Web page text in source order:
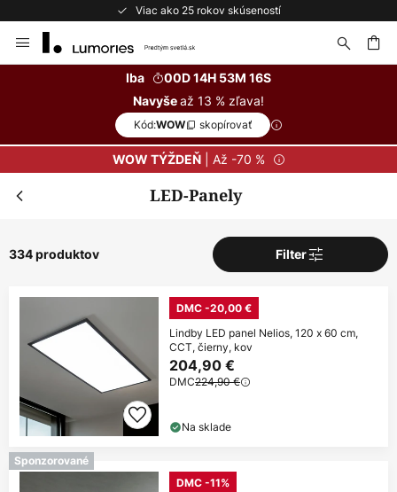
Bezplatné vrátenie do 50 dní
to
Iba
00D 14H 53M 14S
Navyšeaž 13 % zľava!
Kód:WOW skopírovať
WOW TÝŽDEŇ| Až -70 %
LED-Panely
334 produktov Filter
DMC -20,00 €
Lindby LED panel Nelios, 120 x 60 cm,
CCT, čierny, kov
204,90 €
DMC224,90 €
Na sklade
Sponzorované
DMC -11%